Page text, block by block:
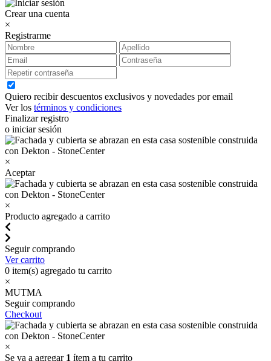
Crear una cuenta
×
Registrarme
Quiero recibir descuentos exclusivos y novedades por email
Ver los términos y condiciones
Finalizar registro
o iniciar sesión
×
Aceptar
×
Producto agregado a carrito
Seguir comprando
Ver carrito
0 item(s) agregado tu carrito
×
MUTMA
Seguir comprando
Checkout
×
Se va a agregar 1 ítem a tu carrito